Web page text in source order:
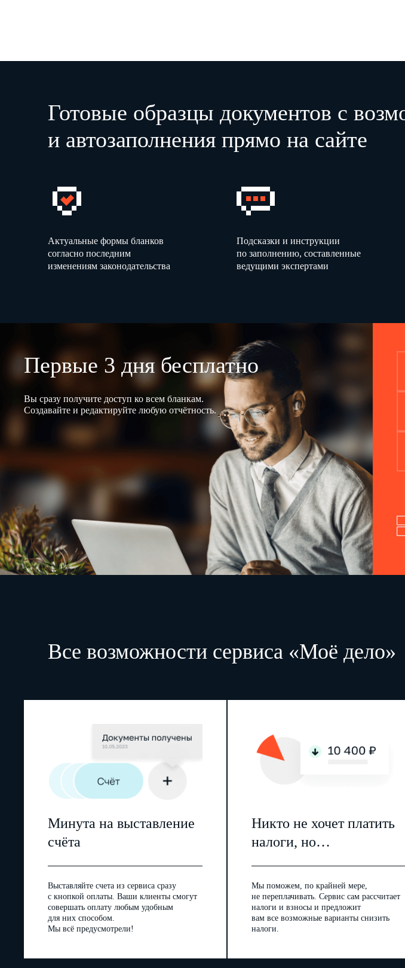
Готовые образцы документов с
и автозаполнения прямо на сайте
Актуальные формы бланков
согласно последним
изменениям законодательства
Подсказки и инструкции
по заполнению, составленные
ведущими экспертами
Первые 3 дня бесплатно
Вы сразу получите доступ ко всем бланкам.
Создавайте и редактируйте любую отчётность.
Все возможности сервиса «Моё дело»
Минута на выставление
счёта
Выставляйте счета из сервиса сразу
с кнопкой оплаты. Ваши клиенты смогут
совершать оплату любым удобным
для них способом.
Мы всё предусмотрели!
Никто не хочет платить
налоги, но…
Мы поможем, по крайней мере,
не переплачивать. Сервис сам рассчитает
налоги и взносы и предложит
вам все возможные варианты снизить
налоги.